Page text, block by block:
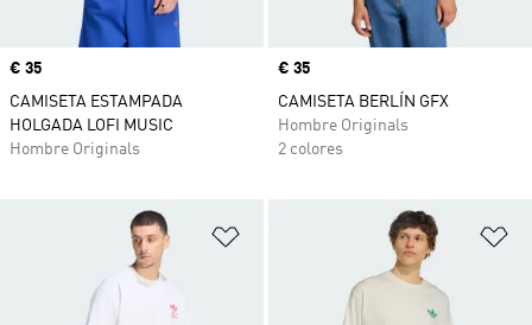
Precio
€ 35
CAMISETA ESTAMPADA
HOLGADA LOFI MUSIC
Hombre Originals
Precio
€ 35
CAMISETA BERLÍN GFX
Hombre Originals
2 colores
Añadir a la lista de deseos